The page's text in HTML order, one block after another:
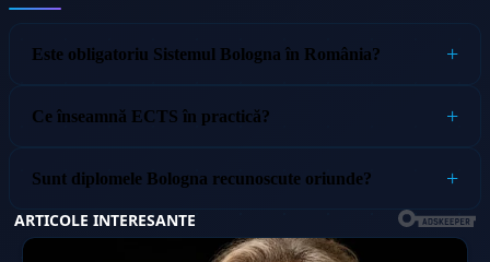
Este obligatoriu Sistemul Bologna în România?
Ce înseamnă ECTS în practică?
Sunt diplomele Bologna recunoscute oriunde?